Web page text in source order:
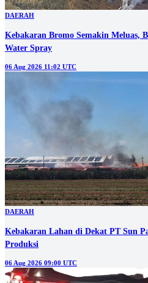
DAERAH
Kebakaran Bromo Semakin Meluas,
Water Spray
06 Aug 2026 11:02 UTC
DAERAH
Kebakaran Lahan di Dekat PT Sun
Produksi
06 Aug 2026 09:00 UTC